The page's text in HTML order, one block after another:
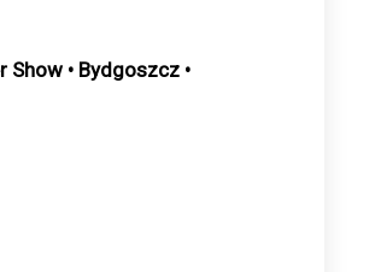
Show • Bydgoszcz •